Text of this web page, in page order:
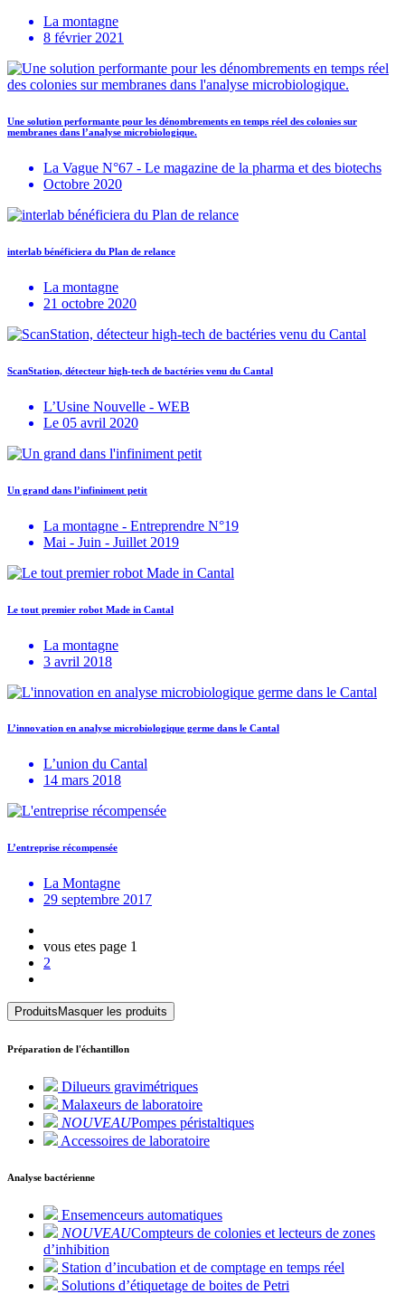
La montagne
8 février 2021
Une solution performante pour les dénombrements en temps réel des colonies sur
membranes dans l’analyse microbiologique.
La Vague N°67 - Le magazine de la pharma et des biotechs
Octobre 2020
interlab bénéficiera du Plan de relance
La montagne
21 octobre 2020
ScanStation, détecteur high-tech de bactéries venu du Cantal
L’Usine Nouvelle - WEB
Le 05 avril 2020
Un grand dans l’infiniment petit
La montagne - Entreprendre N°19
Mai - Juin - Juillet 2019
Le tout premier robot Made in Cantal
La montagne
3 avril 2018
L’innovation en analyse microbiologique germe dans le Cantal
L’union du Cantal
14 mars 2018
L’entreprise récompensée
La Montagne
29 septembre 2017
vous etes page 1
2
Produits Masquer les produits
Préparation de l'échantillon
Dilueurs gravimétriques
Malaxeurs de laboratoire
NOUVEAUPompes péristaltiques
Accessoires de laboratoire
Analyse bactérienne
Ensemenceurs automatiques
NOUVEAUCompteurs de colonies et lecteurs de zones
d’inhibition
Station d’incubation et de comptage en temps réel
Solutions d’étiquetage de boites de Petri